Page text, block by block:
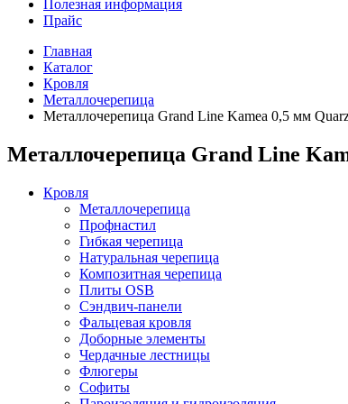
Полезная информация
Прайс
Главная
Каталог
Кровля
Металлочерепица
Металлочерепица Grand Line Kamea 0,5 мм
Металлочерепица Grand Line
Кровля
Металлочерепица
Профнастил
Гибкая черепица
Натуральная черепица
Композитная черепица
Плиты OSB
Сэндвич-панели
Фальцевая кровля
Доборные элементы
Чердачные лестницы
Флюгеры
Софиты